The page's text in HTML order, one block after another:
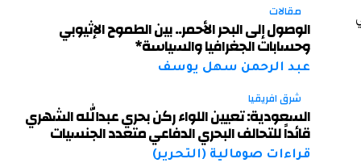
مقالات
الوصول إلى البحر الأحمر.. بين الطموح الإثيوبي
وحسابات الجغرافيا والسياسة*
عبد الرحمن سهل يوسف
شرق افريقيا
السعودية: تعيين اللواء ركن بحري عبدالله الشهري
قائداً للتحالف البحري الدفاعي متعدد الجنسيات
قراءات صومالية (التحرير)